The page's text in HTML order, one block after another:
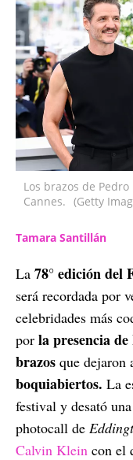
Los brazos de
Cannes. (Getty
Tamara Santillán
La 78° edición del
será recordada por
celebridades más
por la presencia
brazos que dejaron
boquiabiertos. La
festival y desató
photocall de
Calvin Klein con el